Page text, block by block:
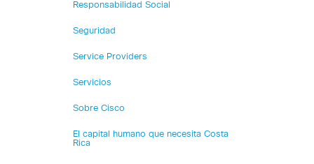
Responsabilidad Social
Seguridad
Service Providers
Servicios
Sobre Cisco
El capital humano que necesita Costa
Rica